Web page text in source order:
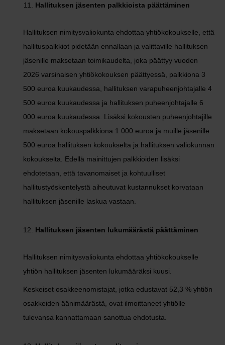
Hallituksen jäsenten palkkioista päättäminen
Hallituksen nimitysvaliokunta ehdottaa yhtiökokoukselle, että
hallituspalkkiot pidetään ennallaan ja valittaville hallituksen
jäsenille maksetaan toimikaudelta, joka päättyy vuoden
2026 varsinaisen yhtiökokouksen päättyessä, palkkiona 3
500 euroa kuukaudessa, hallituksen varapuheenjohtajalle 4
500 euroa kuukaudessa ja hallituksen puheenjohtajalle 6
000 euroa kuukaudessa. Lisäksi kokousten puheenjohtajille
maksetaan kokouspalkkiona 1 000 euroa ja muille jäsenille
500 euroa hallituksen kokoukselta ja hallituksen valiokunnan
kokoukselta. Edellä mainittujen palkkioiden lisäksi
ehdotetaan, että tavanomaiset ja kohtuulliset
hallitustyöskentelystä aiheutuvat kustannukset korvataan
hallituksen jäsenille laskua vastaan.
Hallituksen jäsenten lukumäärästä päättäminen
Hallituksen nimitysvaliokunta ehdottaa yhtiökokoukselle
yhtiön hallituksen jäsenten lukumääräksi kuusi.
Keskeiset osakkeenomistajat, jotka edustavat 52,3 % yhtiön
osakkeiden äänimäärästä, ovat ilmoittaneet yhtiölle
tulevansa kannattamaan sanottua ehdotusta.